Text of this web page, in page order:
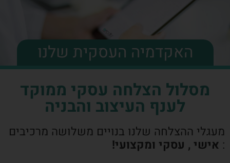
האקדמיה העסקית שלנו
מסלול הצלחה עסקי ממוקד
לענף העיצוב והבניה
מעגלי ההצלחה שלנו בנויים משלושה מרכיבים
: אישי , עסקי ומקצועי!